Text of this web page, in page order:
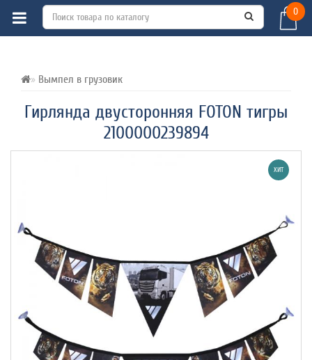
0
Вымпел в грузовик
Гирлянда двусторонняя FOTON тигры
2100000239894
ВСЕ О ТОВАРЕ ХАРАКТЕРИСТИКИ
ХИТ